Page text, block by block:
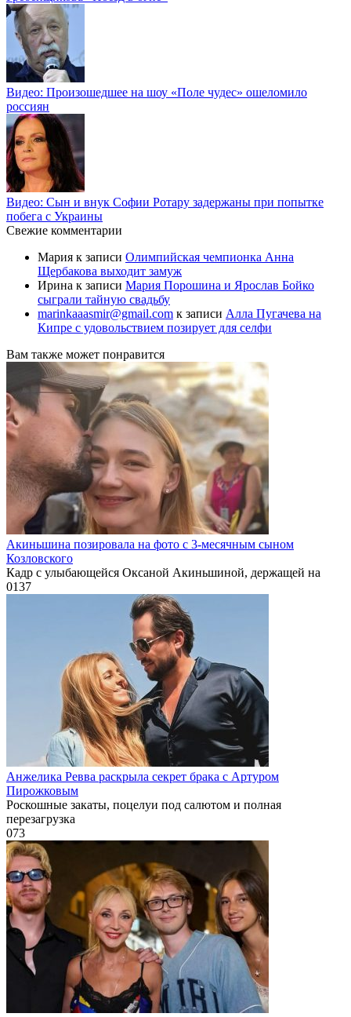
Видео: Произошедшее на шоу «Поле чудес» ошеломило
россиян
Видео: Сын и внук Софии Ротару задержаны при попытке
побега с Украины
Свежие комментарии
Мария к записи Олимпийская чемпионка Анна
Щербакова выходит замуж
Ирина к записи Мария Порошина и Ярослав Бойко
сыграли тайную свадьбу
marinkaaasmir@gmail.com к записи Алла Пугачева на
Кипре с удовольствием позирует для селфи
Вам также может понравится
Акиньшина позировала на фото с 3-месячным сыном
Козловского
Кадр с улыбающейся Оксаной Акиньшиной, держащей на
0137
Анжелика Ревва раскрыла секрет брака с Артуром
Пирожковым
Роскошные закаты, поцелуи под салютом и полная
перезагрузка
073